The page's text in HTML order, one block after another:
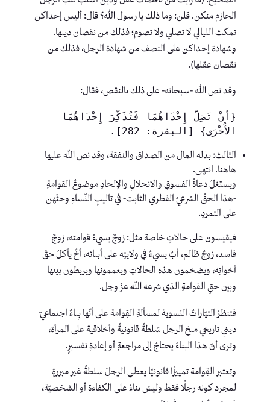
الحازم منكن. قلن: وما ذلك يا رسول الله؟ قال: أليس إحداكن
تمكث الليالي لا تصلي ولا تصوم؛ فذلك من نقصان دينها.
وشهادة إحداكن على النصف من شهادة الرجل، فذلك من
نقصان عقلها).
وقد نص الله -سبحانه- على ذلك بالنقص، فقال:
الأُخْرَى} [البقرة: 282].
الثالث: بذله المال من الصداق والنفقة، وقد نص الله عليها
هاهنا. انتهى.
ويستغلُ دعاةُ الفسوقِ والانحلالِ والإلحادِ موضوعُ القوامةِ
-هذا الحقُ الشرعيُ الفطري الثابت- في تاليبِ النّساءِ وحثّهن
على التمردِ.
فيقيسون على حالاتٍ خاصة مثل: زوجٌ يسيءُ قوامته، زوجٌ
فاسد، زوجٌ ظالم، أبٌ يسيءُ في ولايتِه على أبنائه، أخٌ يأكلُ حقَ
أخواتِه، ويضخمون هذه الحالاتِ ويعممونها ويربطون بينها
وبين حقِ القوامةِ الذي شرعه اللهُ عزَ وجل.
فتنظرُ التيّاراتُ النسوية لمسألةِ القِوامة على أنّها بِناءٌ اجتماعيٌ
ديني تاريخي منحَ الرجل سٌلطةً قانونيةً وأخلاقية على المرأة،
وترى أنّ هذا البناءَ يحتاجُ إلى مراجعةٍ أو إعادةِ تفسيرٍ.
وتعتبر القِوامة تمييزًا قانونيًا يعطي الرجلَ سلطةً غير مبررةٍ
لمجرد كونه رجلًا فقط وليسَ بناءً على الكفاءة أو الشخصيّة،